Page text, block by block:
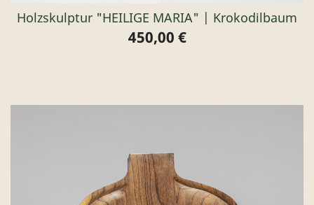
Holzskulptur "HEILIGE MARIA" | Krokodilbaum
Preis
450,00 €